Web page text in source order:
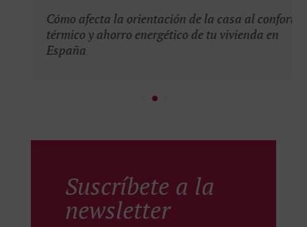
Cómo afecta la orientación de la casa al confort
térmico y ahorro energético de tu vivienda en
España
Suscríbete a la
newsletter